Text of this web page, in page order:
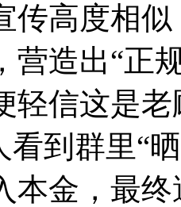
传高度相
营造出“正
轻信这是
看到群里“
本金，最